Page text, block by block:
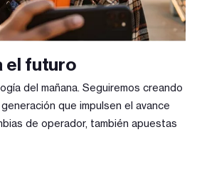
el futuro
del mañana. Seguiremos creando
que impulsen el avance
de operador, también apuestas